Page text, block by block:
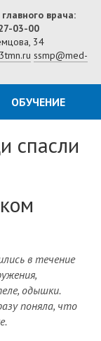
врача:
03-00
34
ssmp@med-
ОБУЧЕНИЕ
спасли
в течение
одышки.
поняла, что